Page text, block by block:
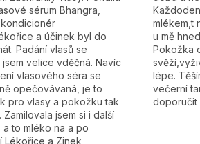
sérum Bhangra,
a účinek byl do
Padání vlasů se
jsem velice vděčná. Navíc
vlasového séra se
opečovávaná, je to
pro vlasy a pokožku tak
Zamilovala jsem si i další
to mléko na a po
Lékořice a Zinek,
mlékem,t
u mě
Pokožka
lépe.
večerní